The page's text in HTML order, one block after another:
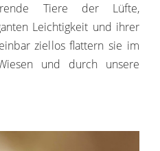
Tiere der Lüfte,
Leichtigkeit und ihrer
ziellos flattern sie im
und durch unsere